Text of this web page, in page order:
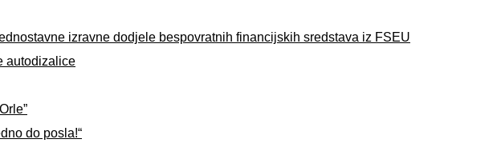
izravne dodjele bespovratnih financijskih sredstava iz FSEU
autodizalice
do posla!“